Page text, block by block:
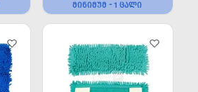
ᲛᲘᲜᲘᲛᲣᲛ - 1 ᲪᲐᲚᲘ